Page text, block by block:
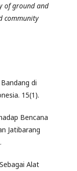
of ground and
community
di
15(1).
Bencana
Jatibarang
Alat